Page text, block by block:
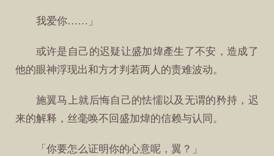
我爱你……」
或许是自己的迟疑让盛加煒產生了不安，造成了
他的眼神浮现出和方才判若两人的责难波动。
施翼马上就后悔自己的怯懦以及无谓的矜持，迟
来的解释，丝毫唤不回盛加煒的信赖与认同。
「你要怎么证明你的心意呢，翼？」